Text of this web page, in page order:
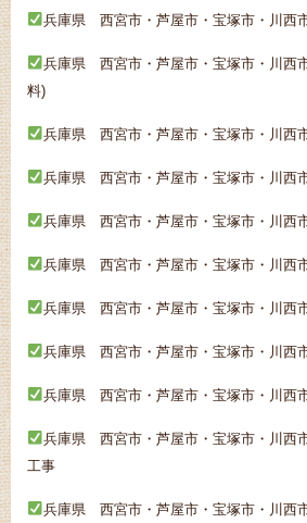
兵庫県 西宮市・芦屋市・宝塚市・川西
兵庫県 西宮市・芦屋市・宝塚市・川西
料)
兵庫県 西宮市・芦屋市・宝塚市・川西
兵庫県 西宮市・芦屋市・宝塚市・川西
兵庫県 西宮市・芦屋市・宝塚市・川西
兵庫県 西宮市・芦屋市・宝塚市・川西
兵庫県 西宮市・芦屋市・宝塚市・川西
兵庫県 西宮市・芦屋市・宝塚市・川西
兵庫県 西宮市・芦屋市・宝塚市・川西
兵庫県 西宮市・芦屋市・宝塚市・川西
工事
兵庫県 西宮市・芦屋市・宝塚市・川西